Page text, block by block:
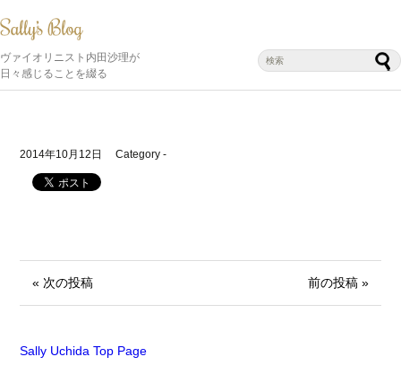
ヴァイオリニスト内田沙理が
日々感じることを綴る
2014年10月12日 Category -
« 次の投稿 前の投稿 »
Sally Uchida Top Page